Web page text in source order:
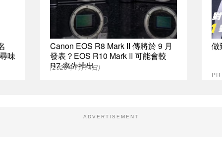
味
Canon EOS R8 Mark II 傳將於 9 月
發表？EOS R10 Mark II 可能會較
R7 率先推出
(2026年7月14日)
做
ADVERTISEMENT